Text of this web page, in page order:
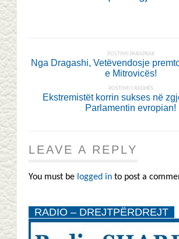
POSTIMI PARAPRAK
Nga Dragashi, Vetëvendosje
e Mitrovicës!
POSTIMI I RADHËS
Ekstremistët korrin sukses në
Parlamentin evropian!
LEAVE A REPLY
You must be logged in to post a
RADIO – DREJTPËRDREJT